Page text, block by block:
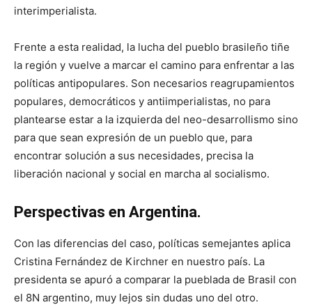
interimperialista.
Frente a esta realidad, la lucha del pueblo brasileño tiñe
la región y vuelve a marcar el camino para enfrentar a las
políticas antipopulares. Son necesarios reagrupamientos
populares, democráticos y antiimperialistas, no para
plantearse estar a la izquierda del neo-desarrollismo sino
para que sean expresión de un pueblo que, para
encontrar solución a sus necesidades, precisa la
liberación nacional y social en marcha al socialismo.
Perspectivas en Argentina.
Con las diferencias del caso, políticas semejantes aplica
Cristina Fernández de Kirchner en nuestro país. La
presidenta se apuró a comparar la pueblada de Brasil con
el 8N argentino, muy lejos sin dudas uno del otro.